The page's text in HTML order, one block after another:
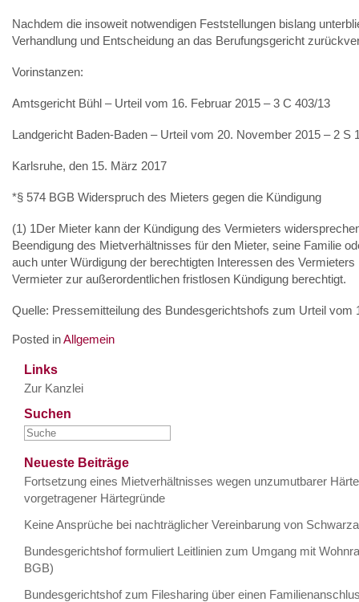
Nachdem die insoweit notwendigen Feststellungen bislang
Verhandlung und Entscheidung an das Berufungsgericht
Vorinstanzen:
Amtsgericht Bühl – Urteil vom 16. Februar 2015 – 3 C 403/13
Landgericht Baden-Baden – Urteil vom 20. November 2015 – 2 S
Karlsruhe, den 15. März 2017
*§ 574 BGB Widerspruch des Mieters gegen die Kündigung
(1) 1Der Mieter kann der Kündigung des Vermieters
Beendigung des Mietverhältnisses für den Mieter, seine Familie
auch unter Würdigung der berechtigten Interessen des
Vermieter zur außerordentlichen fristlosen Kündigung berechtigt.
Quelle: Pressemitteilung des Bundesgerichtshofs zum Urteil vom
Posted inAllgemein
Links
Zur Kanzlei
Suchen
Neueste Beiträge
Fortsetzung eines Mietverhältnisses wegen unzumutbarer
vorgetragener Härtegründe
Keine Ansprüche bei nachträglicher Vereinbarung von
Bundesgerichtshof formuliert Leitlinien zum Umgang mit
BGB)
Bundesgerichtshof zum Filesharing über einen